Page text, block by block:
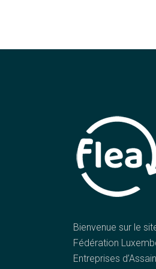
Bienvenue sur le
Fédération
Entreprises